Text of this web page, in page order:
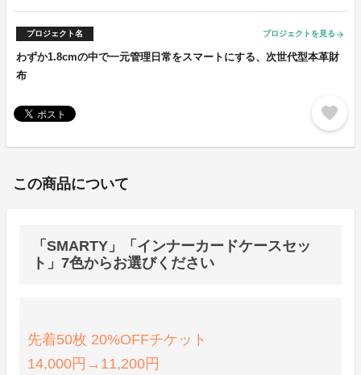
プロジェクト名 プロジェクトを見る arrow_forward
わずか1.8cmの中で一元管理日常をスマートにする、次世代型本革財
布
favorite
この商品について
「SMARTY」「インナーカードケースセッ
ト」7色からお選びください
先着50枚 20%OFFチケット
14,000円→11,200円